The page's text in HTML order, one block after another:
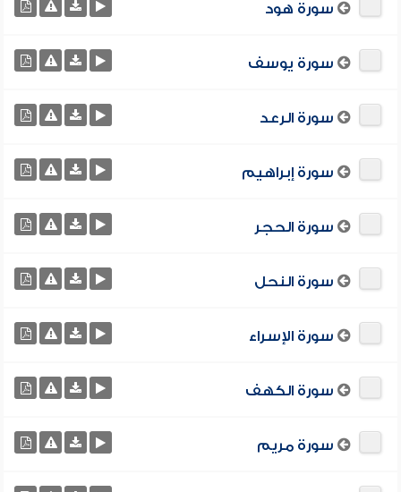
سورة هود
سورة يوسف
سورة الرعد
سورة إبراهيم
سورة الحجر
سورة النحل
سورة الإسراء
سورة الكهف
سورة مريم